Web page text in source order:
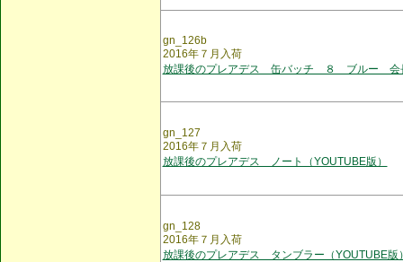
gn_126b
2016年７月入荷
放課後のプレアデス 缶バッチ ８ ブルー 会
gn_127
2016年７月入荷
放課後のプレアデス ノート（YOUTUBE版）
gn_128
2016年７月入荷
放課後のプレアデス タンブラー（YOUTUBE版